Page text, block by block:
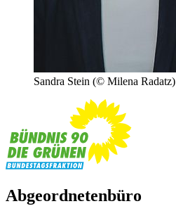
Sandra Stein (© Milena Radatz)
Abgeordnetenbüro